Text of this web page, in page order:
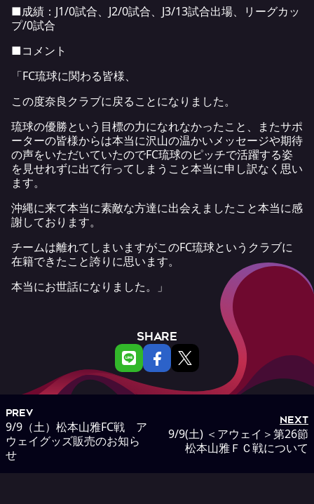
■成績：J1/0試合、J2/0試合、J3/13試合出場、リーグカッ
プ/0試合
■コメント
「FC琉球に関わる皆様、
この度奈良クラブに戻ることになりました。
琉球の優勝という目標の力になれなかったこと、またサポ
ーターの皆様からは本当に沢山の温かいメッセージや期待
の声をいただいていたのでFC琉球のピッチで活躍する姿
を見せれずに出て行ってしまうこと本当に申し訳なく思い
ます。
沖縄に来て本当に素敵な方達に出会えましたこと本当に感
謝しております。
チームは離れてしまいますがこのFC琉球というクラブに
在籍できたこと誇りに思います。
本当にお世話になりました。」
SHARE
PREV
9/9（土）松本山雅FC戦 ア
ウェイグッズ販売のお知ら
せ
NEXT
9/9(土) ＜アウェイ＞第26節
松本山雅ＦＣ戦について